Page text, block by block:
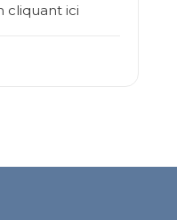
cliquant ici